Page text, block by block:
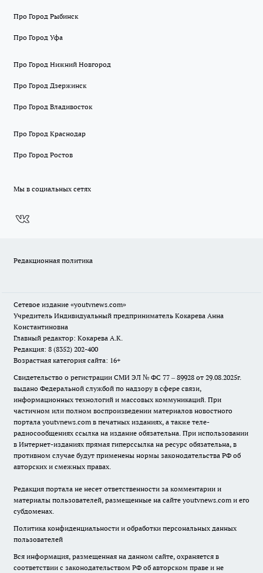
Про Город Рыбинск
Про Город Уфа
Про Город Нижний Новгород
Про Город Дзержинск
Про Город Владивосток
Про Город Краснодар
Про Город Ростов
Мы в социальных сетях
Редакционная политика
Сетевое издание «youtvnews.com»
Учредитель Индивидуальный предприниматель Кокарева Анна
Константиновна
Главный редактор: Кокарева А.К.
Редакция: 8 (8352) 202-400
Возрастная категория сайта: 16+
Свидетельство о регистрации СМИ ЭЛ № ФС 77 – 89928 от 29.08.2025г.
выдано Федеральной службой по надзору в сфере связи,
информационных технологий и массовых коммуникаций. При
частичном или полном воспроизведении материалов новостного
портала youtvnews.com в печатных изданиях, а также теле-
радиосообщениях ссылка на издание обязательна. При использовании
в Интернет-изданиях прямая гиперссылка на ресурс обязательна, в
противном случае будут применены нормы законодательства РФ об
авторских и смежных правах.
Редакция портала не несет ответственности за комментарии и
материалы пользователей, размещенные на сайте youtvnews.com и его
субдоменах.
Политика конфиденциальности и обработки персональных данных
пользователей
Вся информация, размещенная на данном сайте, охраняется в
соответствии с законодательством РФ об авторском праве и не